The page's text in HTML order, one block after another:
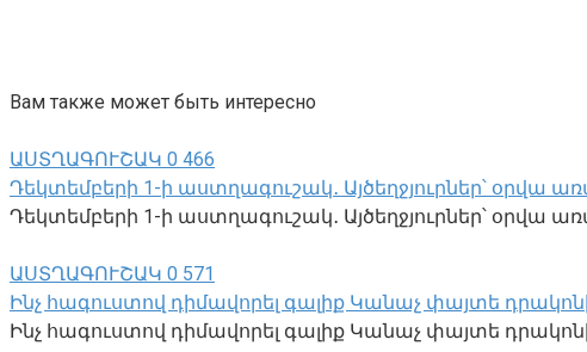
Вам также может быть интересно
ԱՍՏՂԱԳՈՒՇԱԿ 0 466
Դեկտեմբերի 1-ի աստղագուշակ․ Այծեղջյուրներ՝ օրվա
Դեկտեմբերի 1-ի աստղագուշակ․ Այծեղջյուրներ՝ օրվա
ԱՍՏՂԱԳՈՒՇԱԿ 0 571
Ինչ հագուստով դիմավորել գալիք Կանաչ փայտե
Ինչ հագուստով դիմավորել գալիք Կանաչ փայտե